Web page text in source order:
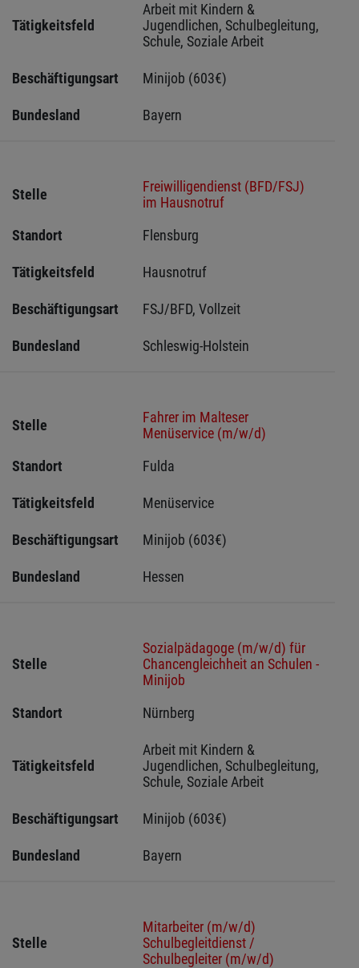
Tätigkeitsfeld
Arbeit mit Kindern &
Jugendlichen, Schulbegleitung,
Schule, Soziale Arbeit
Beschäftigungsart Minijob (603€)
Bundesland Bayern
Stelle
Freiwilligendienst (BFD/FSJ)
im Hausnotruf
Standort
Flensburg
Tätigkeitsfeld Hausnotruf
Beschäftigungsart FSJ/BFD, Vollzeit
Bundesland Schleswig-Holstein
Stelle
Fahrer im Malteser
Menüservice (m/w/d)
Standort
Fulda
Tätigkeitsfeld Menüservice
Beschäftigungsart Minijob (603€)
Bundesland Hessen
Stelle
Sozialpädagoge (m/w/d) für
Chancengleichheit an Schulen -
Minijob
Standort
Nürnberg
Tätigkeitsfeld
Arbeit mit Kindern &
Jugendlichen, Schulbegleitung,
Schule, Soziale Arbeit
Beschäftigungsart Minijob (603€)
Bundesland Bayern
Stelle
Mitarbeiter (m/w/d)
Schulbegleitdienst /
Schulbegleiter (m/w/d)